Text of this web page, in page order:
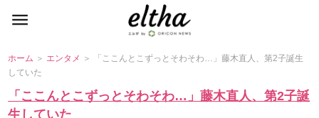
ホーム ＞ エンタメ ＞ 「ここんとこずっとそわそわ…」藤木直人、第2子誕生
していた
「ここんとこずっとそわそわ…」藤木直人、第2子誕
生していた